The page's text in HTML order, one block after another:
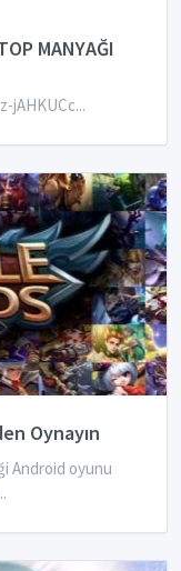
MANYAĞI
jAHKUCc...
Oynayın
Android oyunu